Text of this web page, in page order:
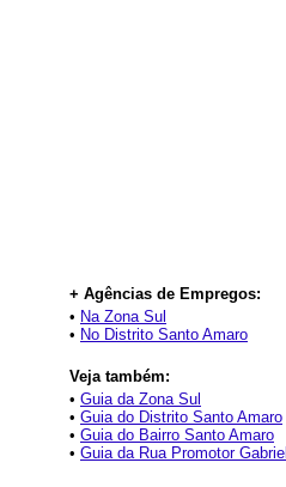
+ Agências de Empregos:
• Na Zona Sul
• No Distrito Santo Amaro
Veja também:
• Guia da Zona Sul
• Guia do Distrito Santo Amaro
• Guia do Bairro Santo Amaro
• Guia da Rua Promotor